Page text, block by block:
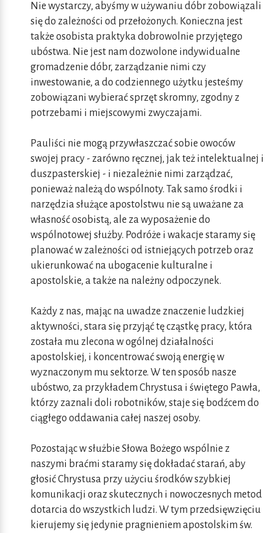
Nie wystarczy, abyśmy w używaniu dóbr zobowiązali
się do zależności od przełożonych. Konieczna jest
także osobista praktyka dobrowolnie przyjętego
ubóstwa. Nie jest nam dozwolone indywidualne
gromadzenie dóbr, zarządzanie nimi czy
inwestowanie, a do codziennego użytku jesteśmy
zobowiązani wybierać sprzęt skromny, zgodny z
potrzebami i miejscowymi zwyczajami.
Pauliści nie mogą przywłaszczać sobie owoców
swojej pracy - zarówno ręcznej, jak też intelektualnej i
duszpasterskiej - i niezależnie nimi zarządzać,
ponieważ należą do wspólnoty. Tak samo środki i
narzędzia służące apostolstwu nie są uważane za
własność osobistą, ale za wyposażenie do
wspólnotowej służby. Podróże i wakacje staramy się
planować w zależności od istniejących potrzeb oraz
ukierunkować na ubogacenie kulturalne i
apostolskie, a także na należny odpoczynek.
Każdy z nas, mając na uwadze znaczenie ludzkiej
aktywności, stara się przyjąć tę cząstkę pracy, która
została mu zlecona w ogólnej działalności
apostolskiej, i koncentrować swoją energię w
wyznaczonym mu sektorze. W ten sposób nasze
ubóstwo, za przykładem Chrystusa i świętego Pawła,
którzy zaznali doli robotników, staje się bodźcem do
ciągłego oddawania całej naszej osoby.
Pozostając w służbie Słowa Bożego wspólnie z
naszymi braćmi staramy się dokładać starań, aby
głosić Chrystusa przy użyciu środków szybkiej
komunikacji oraz skutecznych i nowoczesnych metod
dotarcia do wszystkich ludzi. W tym przedsięwzięciu
kierujemy się jedynie pragnieniem apostolskim św.